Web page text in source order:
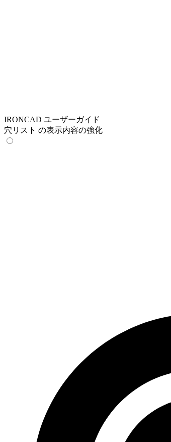
IRONCAD ユーザーガイド
穴リスト の表示内容の強化